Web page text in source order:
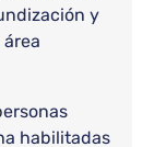
y
habilitadas